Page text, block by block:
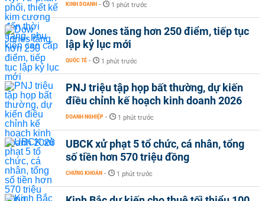
KINH DOANH - 1 phút trước
Dow Jones tăng hơn 250 điểm, tiếp tục
lập kỷ lục mới
QUỐC TẾ - 1 phút trước
PNJ triệu tập họp bất thường, dự kiến
điều chỉnh kế hoạch kinh doanh 2026
DOANH NGHIỆP - 1 phút trước
UBCK xử phạt 5 tổ chức, cá nhân, tổng
số tiền hơn 570 triệu đồng
CHỨNG KHOÁN - 1 phút trước